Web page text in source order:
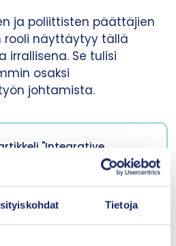
Tietoja
ja poliittisten päättäjien
rooli näyttäytyy tällä
Se tulisi
osaksi
johtamista.
"Integrative
for collective impact